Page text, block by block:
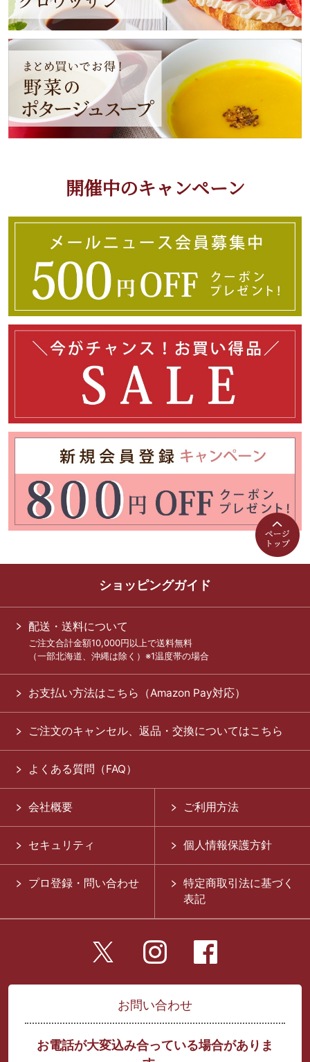
開催中のキャンペーン
ショッピングガイド
配送・送料について
ご注文合計金額10,000円以上で送料無料
（一部北海道、沖縄は除く）※1温度帯の場合
お支払い方法はこちら（Amazon Pay対応）
ご注文のキャンセル、返品・交換についてはこちら
よくある質問（FAQ）
会社概要 ご利用方法
セキュリティ 個人情報保護方針
プロ登録・問い合わせ
特定商取引法に基づく
表記
お問い合わせ
お電話が大変込み合っている場合がありま